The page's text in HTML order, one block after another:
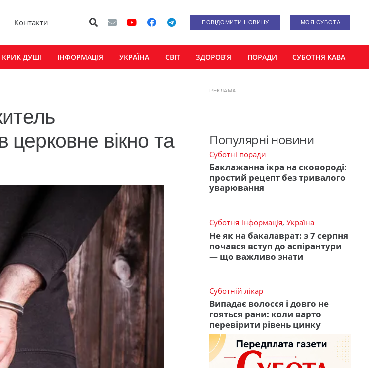
Контакти ПОВІДОМИТИ НОВИНУ МОЯ СУБОТА
КРИК ДУШІ ІНФОРМАЦІЯ УКРАЇНА СВІТ ЗДОРОВ’Я ПОРАДИ СУБОТНЯ КАВА
вікно та
РЕКЛАМА
Популярні новини
Суботні поради
Баклажанна ікра на сковороді:
простий рецепт без тривалого
уварювання
Суботня інформація, Україна
Не як на бакалаврат: з 7 серпня
почався вступ до аспірантури
— що важливо знати
Суботній лікар
Випадає волосся і довго не
гояться рани: коли варто
перевірити рівень цинку